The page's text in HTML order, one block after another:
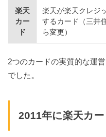
楽天
カー
ド
楽天が楽天クレジ
するカード（三井
ら変更）
2つのカードの実質的な運
でした。
2011年に楽天カ